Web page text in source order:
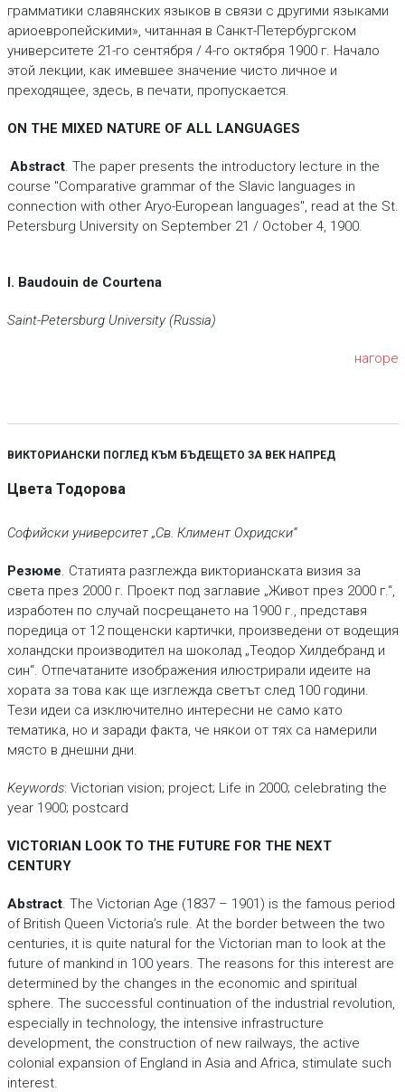
грамматики славянских языков в связи с другими языками
ариоевропейскими», читанная в Санкт-Петербургском
университете 21-го сентября / 4-го октября 1900 г. Начало
этой лекции, как имевшее значение чисто личное и
преходящее, здесь, в печати, пропускается.
ON THE MIXED NATURE OF ALL LANGUAGES
Abstract. The paper presents the introductory lecture in the
course "Comparative grammar of the Slavic languages in
connection with other Aryo-European languages", read at the St.
Petersburg University on September 21 / October 4, 1900.
I. Baudouin de Courtena
Saint-Petersburg University (Russia)
нагоре
ВИКТОРИАНСКИ ПОГЛЕД КЪМ БЪДЕЩЕТО ЗА ВЕК НАПРЕД
Цвета Тодорова
Софийски университет „Св. Климент Охридски“
Резюме. Статията разглежда викторианската визия за
света през 2000 г. Проект под заглавие „Живот през 2000 г.“,
изработен по случай посрещането на 1900 г., представя
поредица от 12 пощенски картички, произведени от водещия
холандски производител на шоколад „Теодор Хилдебранд и
син“. Отпечатаните изображения илюстрирали идеите на
хората за това как ще изглежда светът след 100 години.
Тези идеи са изключително интересни не само като
тематика, но и заради факта, че някои от тях са намерили
място в днешни дни.
Keywords: Victorian vision; project; Life in 2000; celebrating the
year 1900; postcard
VICTORIAN LOOK TO THE FUTURE FOR THE NEXT
CENTURY
Abstract. The Victorian Age (1837 – 1901) is the famous period
of British Queen Victoria’s rule. At the border between the two
centuries, it is quite natural for the Victorian man to look at the
future of mankind in 100 years. The reasons for this interest are
determined by the changes in the economic and spiritual
sphere. The successful continuation of the industrial revolution,
especially in technology, the intensive infrastructure
development, the construction of new railways, the active
colonial expansion of England in Asia and Africa, stimulate such
interest.